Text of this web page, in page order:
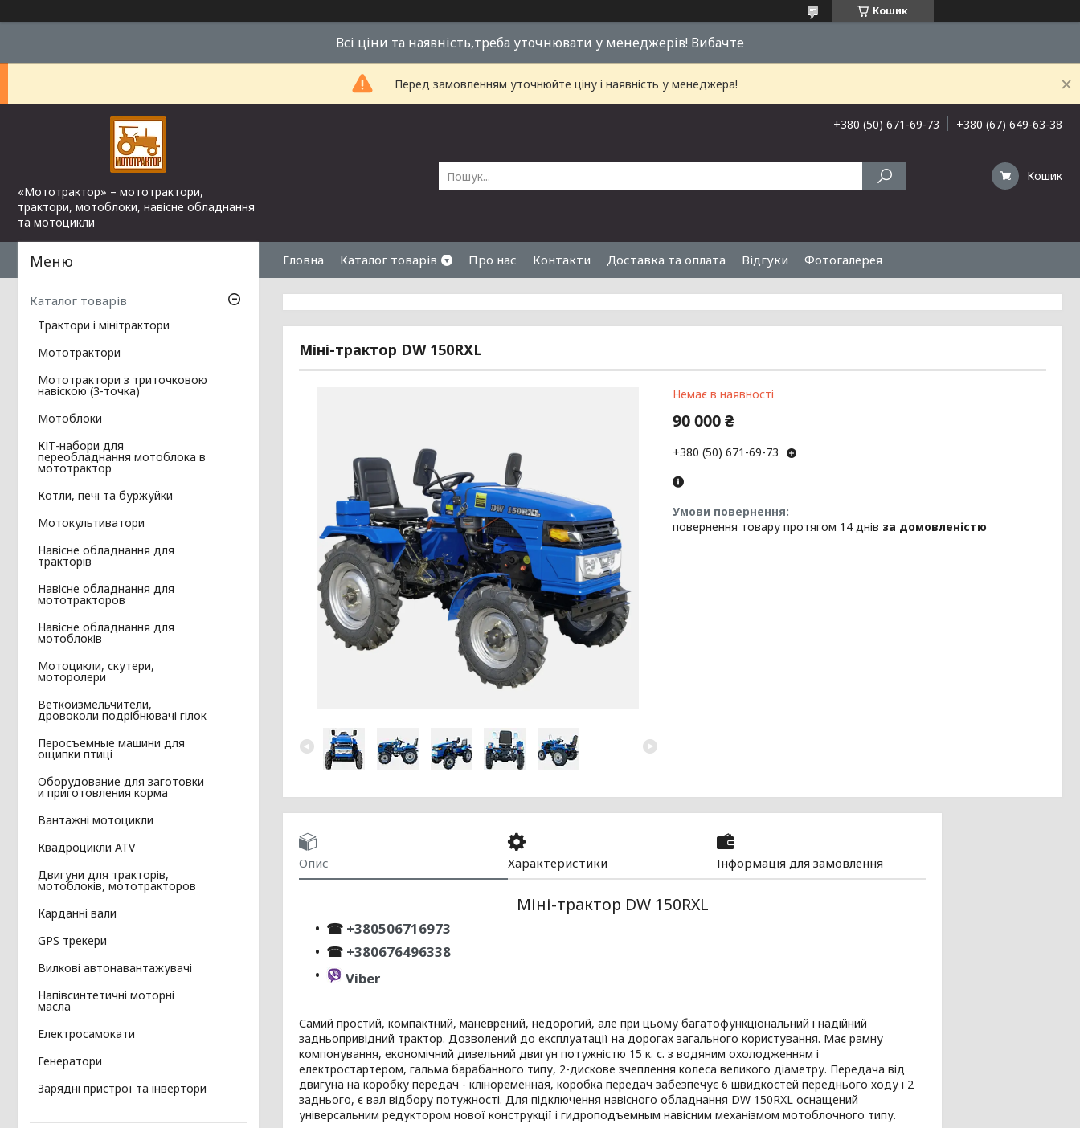
Кошик
Всі ціни та наявність,треба уточнювати у менеджерів! Вибачте
Перед замовленням уточнюйте ціну і наявність у менеджера!
«Мототрактор» – мототрактори,
трактори, мотоблоки, навісне обладнання
та мотоцикли
+380 (50) 671-69-73 +380 (67) 649-63-38
Кошик
Гловна Каталог товарів Про нас Контакти Доставка та оплата Відгуки Фотогалерея
Міні-трактор DW 150RXL
Немає в наявності
90 000 ₴
+380 (50) 671-69-73
повернення товару протягом 14 днів за домовленістю
Опис Характеристики Інформація для замовлення
Міні-трактор DW 150RXL
☎ +380506716973
☎ +380676496338
Viber
Самий простий, компактний, маневрений, недорогий, але при цьому багатофункціональний і надійний
задньопривідний трактор. Дозволений до експлуатації на дорогах загального користування. Має рамну
компонування, економічний дизельний двигун потужністю 15 к. с. з водяним охолодженням і
електростартером, гальма барабанного типу, 2-дискове зчеплення колеса великого діаметру. Передача від
двигуна на коробку передач - кліноременная, коробка передач забезпечує 6 швидкостей переднього ходу і 2
заднього, є вал відбору потужності. Для підключення навісного обладнання DW 150RXL оснащений
універсальним редуктором нової конструкції і гидроподъемным навісним механізмом мотоблочного типу.
Каталог товарів
Трактори і мінітрактори
Мототрактори
Мототрактори з триточковою
навіскою (3-точка)
Мотоблоки
КІТ-набори для
переобладнання мотоблока в
мототрактор
Котли, печі та буржуйки
Мотокультиватори
Навісне обладнання для
тракторів
Навісне обладнання для
мототракторов
Навісне обладнання для
мотоблоків
Мотоцикли, скутери,
моторолери
Веткоизмельчители,
дровоколи подрібнювачі гілок
Перосъемные машини для
ощипки птиці
Оборудование для заготовки
и приготовления корма
Вантажні мотоцикли
Квадроцикли ATV
Двигуни для тракторів,
мотоблоків, мототракторов
Карданні вали
GPS трекери
Вилкові автонавантажувачі
Напівсинтетичні моторні
масла
Електросамокати
Генератори
Зарядні пристрої та інвертори